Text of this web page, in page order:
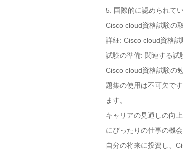
5. 国際的に認められて
Cisco cloud資格試験の
詳細: Cisco cloud資格試
試験の準備: 関連する試
Cisco cloud資格試験の
題集の使用は不可欠で
ます。
キャリアの見通しの向
にぴったりの仕事の機
自分の将来に投資し、